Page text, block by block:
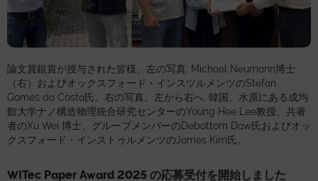
論文賞銀賞が授与された皆様。左の写真: Michael Neumann博士
（右）およびオックスフォード・インスツルメンツのStefan
Gomes da Costa氏。右の写真、左から右へ: 韓国、水原にある成均
館大学ナノ構造物理統合研究センターのYoung Hee Lee教授、共著
者のXu Wei 博士、グループメンバーのDebottom Daw氏およびオッ
クスフォード・インストゥルメンツのJames Kim氏。
WITec Paper Award 2025 の応募受付を開始しました